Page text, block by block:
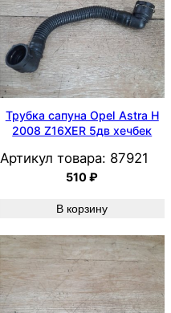
Трубка сапуна Opel Astra H
2008 Z16XER 5дв хечбек
Артикул товара: 87921
510₽
В корзину